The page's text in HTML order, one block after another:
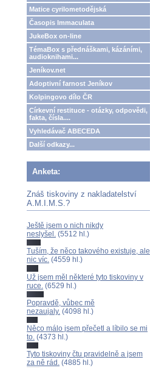
Matice cyrilometodějská
Časopis Immaculata
JukeBox on-line
TémaBox s přednáškami, kázáními,
audioknihami...
Jeníkov.net
Adoptivní farnost Jeníkov
Kolpingovo dílo ČR
Církevní restituce - otázky, odpovědi,
fakta, čísla....
Vyhledávač ABECEDA
Další odkazy...
Anketa:
Znáš tiskoviny z nakladatelství
A.M.I.M.S.?
Ještě jsem o nich nikdy
neslyšel. (5512 hl.)
Tuším, že něco takového existuje, ale
nic víc. (4559 hl.)
Už jsem měl některé tyto tiskoviny v
ruce. (6529 hl.)
Popravdě, vůbec mě
nezaujaly. (4098 hl.)
Něco málo jsem přečetl a líbilo se mi
to. (4373 hl.)
Tyto tiskoviny čtu pravidelně a jsem
za ně rád. (4885 hl.)